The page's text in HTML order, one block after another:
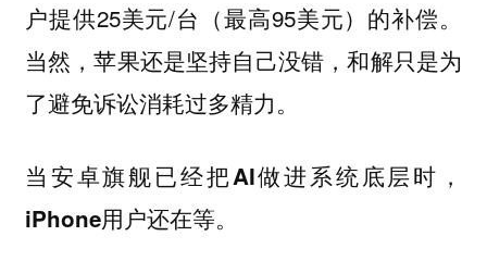
户提供25美元/台（最高95美元）的补偿。
当然，苹果还是坚持自己没错，和解只是为
了避免诉讼消耗过多精力。
当安卓旗舰已经把AI做进系统底层时，
iPhone用户还在等。